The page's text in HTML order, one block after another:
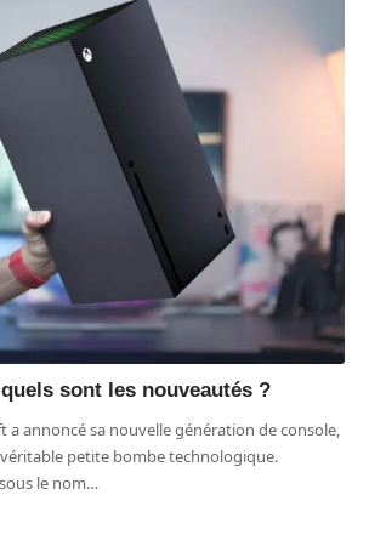
sont les nouveautés ?
a annoncé sa nouvelle génération de console,
véritable petite bombe technologique.
le nom…